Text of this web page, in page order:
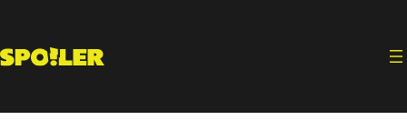
contenido